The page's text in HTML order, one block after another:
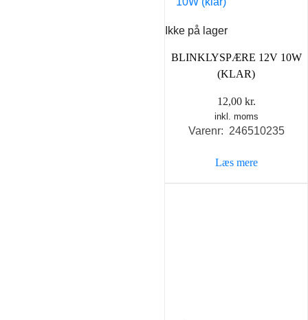
Ikke på lager
BLINKLYSPÆRE 12V 10W
(KLAR)
12,00 kr.
inkl. moms
Varenr: 246510235
Læs mere